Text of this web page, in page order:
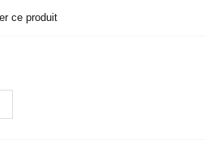
ce produit